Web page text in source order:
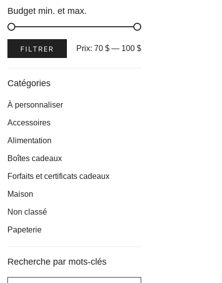
Budget min. et max.
FILTRER Prix: 70 $ — 100 $
Catégories
À personnaliser
Accessoires
Alimentation
Boîtes cadeaux
Forfaits et certificats cadeaux
Maison
Non classé
Papeterie
Recherche par mots-clés